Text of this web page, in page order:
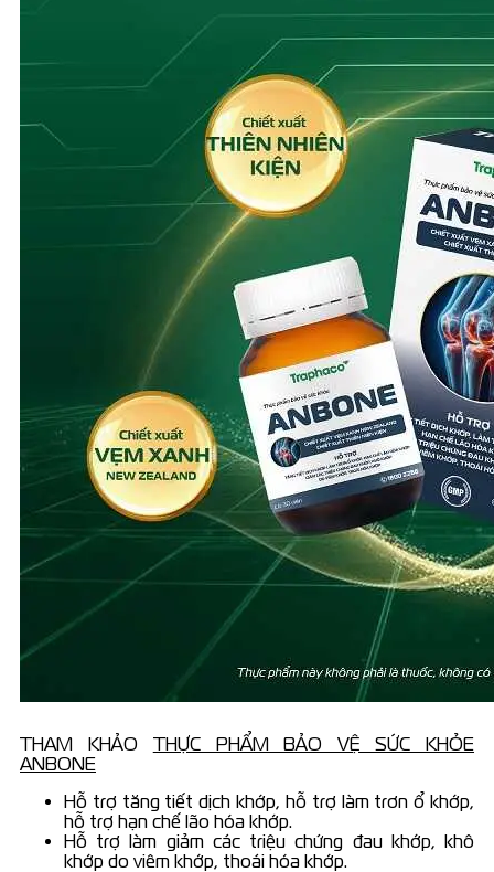
THAM KHẢO THỰC PHẨM BẢO VỆ SỨC KHỎE
ANBONE
Hỗ trợ tăng tiết dịch khớp, hỗ trợ làm trơn ổ khớp,
hỗ trợ hạn chế lão hóa khớp.
Hỗ trợ làm giảm các triệu chứng đau khớp, khô
khớp do viêm khớp, thoái hóa khớp.